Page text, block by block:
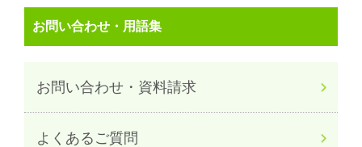
お問い合わせ・用語集
お問い合わせ・資料請求
よくあるご質問